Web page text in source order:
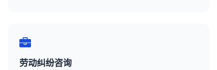
劳动纠纷咨询